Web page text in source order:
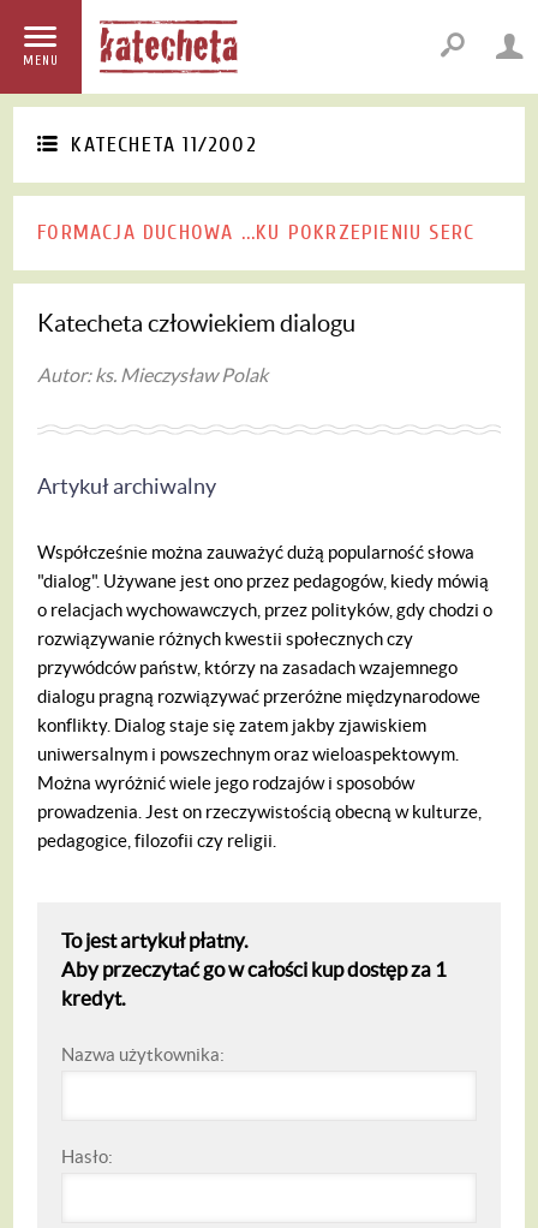
MENU
KATECHETA 11/2002
FORMACJA DUCHOWA ...KU POKRZEPIENIU SERC
Katecheta człowiekiem dialogu
Autor: ks. Mieczysław Polak
Artykuł archiwalny
Współcześnie można zauważyć dużą popularność słowa
"dialog". Używane jest ono przez pedagogów, kiedy mówią
o relacjach wychowawczych, przez polityków, gdy chodzi o
rozwiązywanie różnych kwestii społecznych czy
przywódców państw, którzy na zasadach wzajemnego
dialogu pragną rozwiązywać przeróżne międzynarodowe
konflikty. Dialog staje się zatem jakby zjawiskiem
uniwersalnym i powszechnym oraz wieloaspektowym.
Można wyróżnić wiele jego rodzajów i sposobów
prowadzenia. Jest on rzeczywistością obecną w kulturze,
pedagogice, filozofii czy religii.
To jest artykuł płatny.
Aby przeczytać go w całości kup dostęp za 1
kredyt.
Nazwa użytkownika:
Hasło: